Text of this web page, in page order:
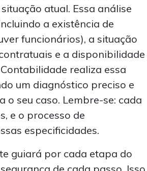
atual. Essa análise
a existência de
funcionários), a situação
e a disponibilidade
realiza essa
um diagnóstico preciso e
seu caso. Lembre-se: cada
e o processo de
especificidades.
guiará por cada etapa do